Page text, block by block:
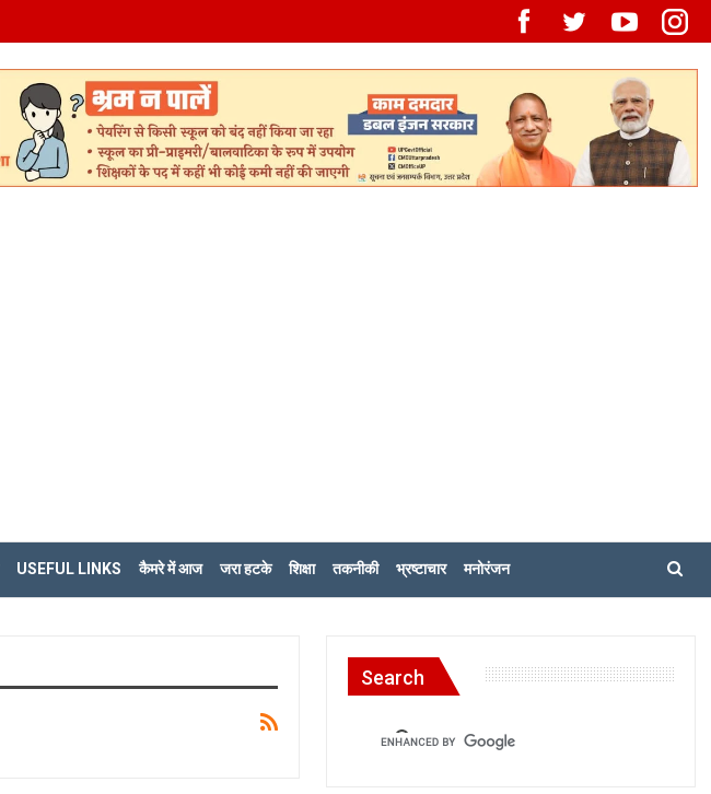
USEFUL LINKS कैमरे में आज जरा हटके शिक्षा तकनीकी भ्रष्टाचार मनोरंजन
Search